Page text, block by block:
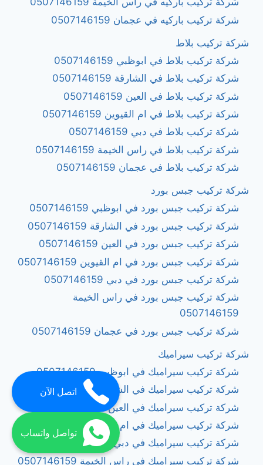
شركة تركيب باركيه في عجمان 0507146159
شركة تركيب بلاط
شركة تركيب بلاط في ابوظبي 0507146159
شركة تركيب بلاط في الشارقة 0507146159
شركة تركيب بلاط في العين 0507146159
شركة تركيب بلاط في ام القيوين 0507146159
شركة تركيب بلاط في دبي 0507146159
شركة تركيب بلاط في راس الخيمة 0507146159
شركة تركيب بلاط في عجمان 0507146159
شركة تركيب جبس بورد
شركة تركيب جبس بورد في ابوظبي 0507146159
شركة تركيب جبس بورد في الشارقة 0507146159
شركة تركيب جبس بورد في العين 0507146159
شركة تركيب جبس بورد في ام القيوين 0507146159
شركة تركيب جبس بورد في دبي 0507146159
شركة تركيب جبس بورد في راس الخيمة
0507146159
شركة تركيب جبس بورد في عجمان 0507146159
شركة تركيب سيراميك
شركة تركيب سيراميك في ابوظبي 0507146159
شركة تركيب سيراميك في الشارقة 0507146159
شركة تركيب سيراميك في العين 0507146159
شركة تركيب سيراميك في ام القيوين 0507146159
شركة تركيب سيراميك في دبي 0507146159
شركة تركيب سيراميك في راس الخيمة 0507146159
اتصل الآن
تواصل واتساب